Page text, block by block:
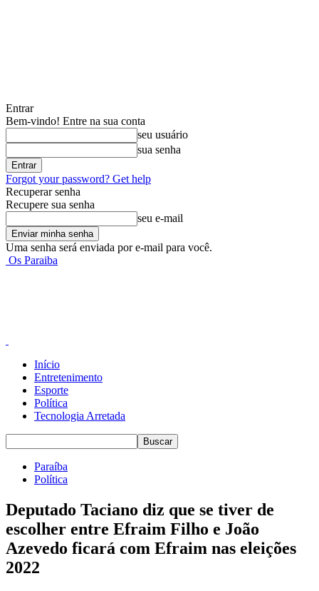
Entrar
Bem-vindo! Entre na sua conta
seu usuário
sua senha
Forgot your password? Get help
Recuperar senha
Recupere sua senha
seu e-mail
Uma senha será enviada por e-mail para você.
Os Paraiba
Início
Entretenimento
Esporte
Política
Tecnologia Arretada
Paraíba
Política
Deputado Taciano diz que se tiver de
escolher entre Efraim Filho e João
Azevedo ficará com Efraim nas eleições
2022